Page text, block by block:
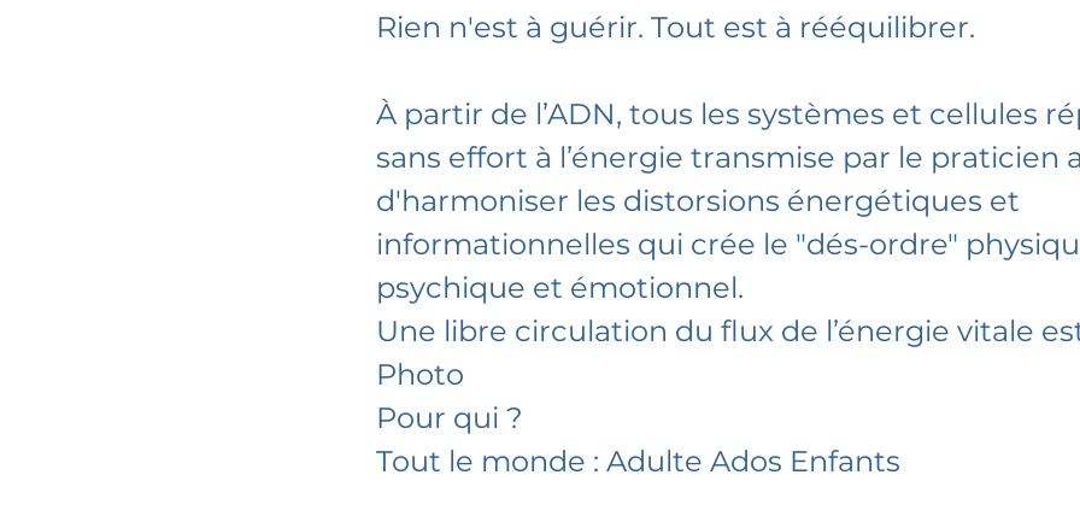
Rien n'est à guérir. Tout est à rééquilibrer.
À partir de l’ADN, tous les systèmes et cellules
sans effort à l’énergie transmise par le praticien
d'harmoniser les distorsions énergétiques et
informationnelles qui crée le "dés-ordre"
psychique et émotionnel.
Une libre circulation du flux de l’énergie vitale
Photo
​Pour qui ?
​Tout le monde : Adulte Ados Enfants